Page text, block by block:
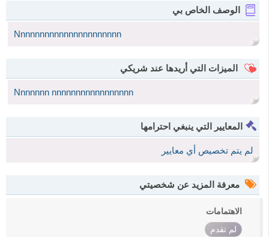
الوصف الخاص بي
Nnnnnnnnnnnnnnnnnnnnnn
الميزات التي أريدها عند شريكي
Nnnnnnn nnnnnnnnnnnnnnnnn
المعايير التي ينبغي احترامها
لم يتم تخصيص أي معايير
معرفة المزيد عن شخصيتي
الاهتمامات
لم تقدم